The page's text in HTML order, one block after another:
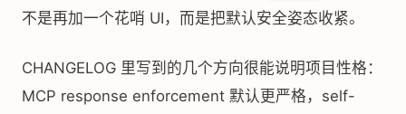
不是再加一个花哨 UI，而是把默认安全姿态收紧。
CHANGELOG 里写到的几个方向很能说明项目性格：
MCP response enforcement 默认更严格，self-